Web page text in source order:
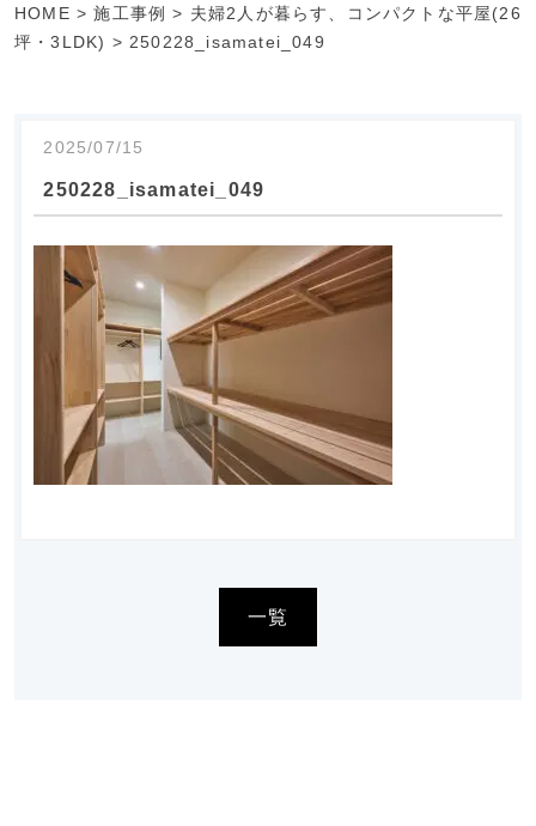
HOME >施工事例 > 夫婦2人が暮らす、コンパクトな平屋(26
坪・3LDK) > 250228_isamatei_049
250228_isamatei_049
2025/07/15
一覧